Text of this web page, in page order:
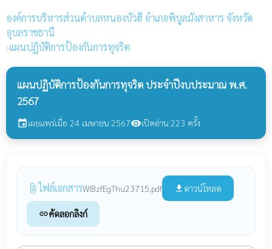
องค์การบริหารส่วนตำบลหนองบัวฮี อำเภอพิบูลมังสาหาร จังหวัด
อุบลราชธานี
›แผนปฏิบัติการป้องกันการทุจริต
แผนปฏิบัติการป้องกันการทุจริต ประจำปีงบประมาณ พ.ศ.
2567
eventเผยแพร่เมื่อ 24 เมษายน 2567visibilityเปิดอ่าน 223 ครั้ง
attach_file ไฟล์เอกสารWIBzfEgThu23715.pdf file_download ดาวน์โหลด
linkคัดลอกลิงก์